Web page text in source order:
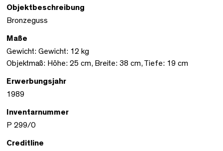
Objektbeschreibung
Bronzeguss
Maße
Gewicht: Gewicht: 12 kg
Objektmaß: Höhe: 25 cm, Breite: 38 cm, Tiefe: 19 cm
Erwerbungsjahr
1989
Inventarnummer
P 299/0
Creditline